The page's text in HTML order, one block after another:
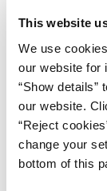
This website
We use
our website for
“Show details”
our website.
“Reject
change your
bottom of this
2017
2016
2015